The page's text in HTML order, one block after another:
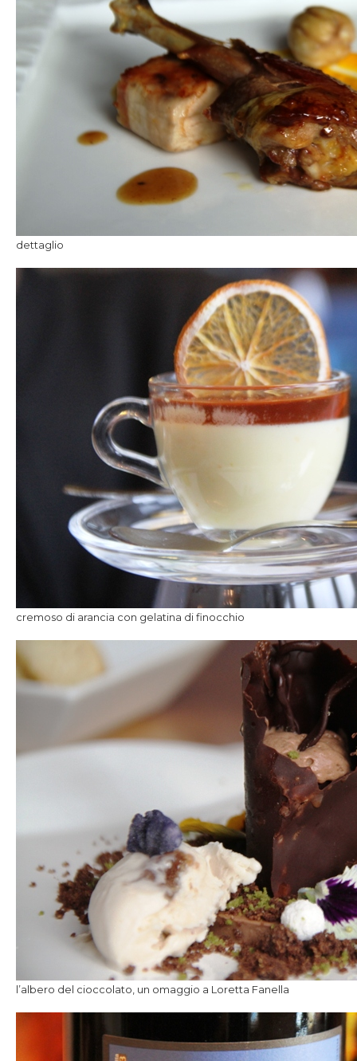
dettaglio
cremoso di arancia con gelatina di finocchio
l’albero del cioccolato, un omaggio a Loretta Fanella